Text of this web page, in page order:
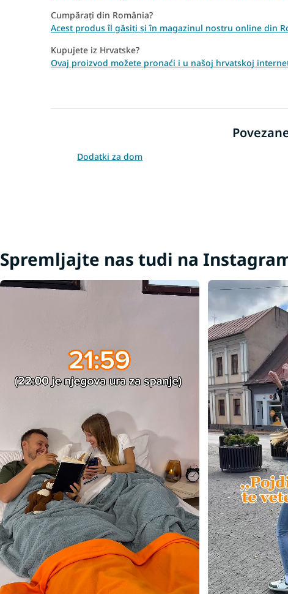
Cumpărați din România?
Acest produs îl găsiți și în magazinul nostru online din
Kupujete iz Hrvatske?
Ovaj proizvod možete pronaći i u našoj hrvatskoj
Dodatki za dom
Spremljajte nas tudi na